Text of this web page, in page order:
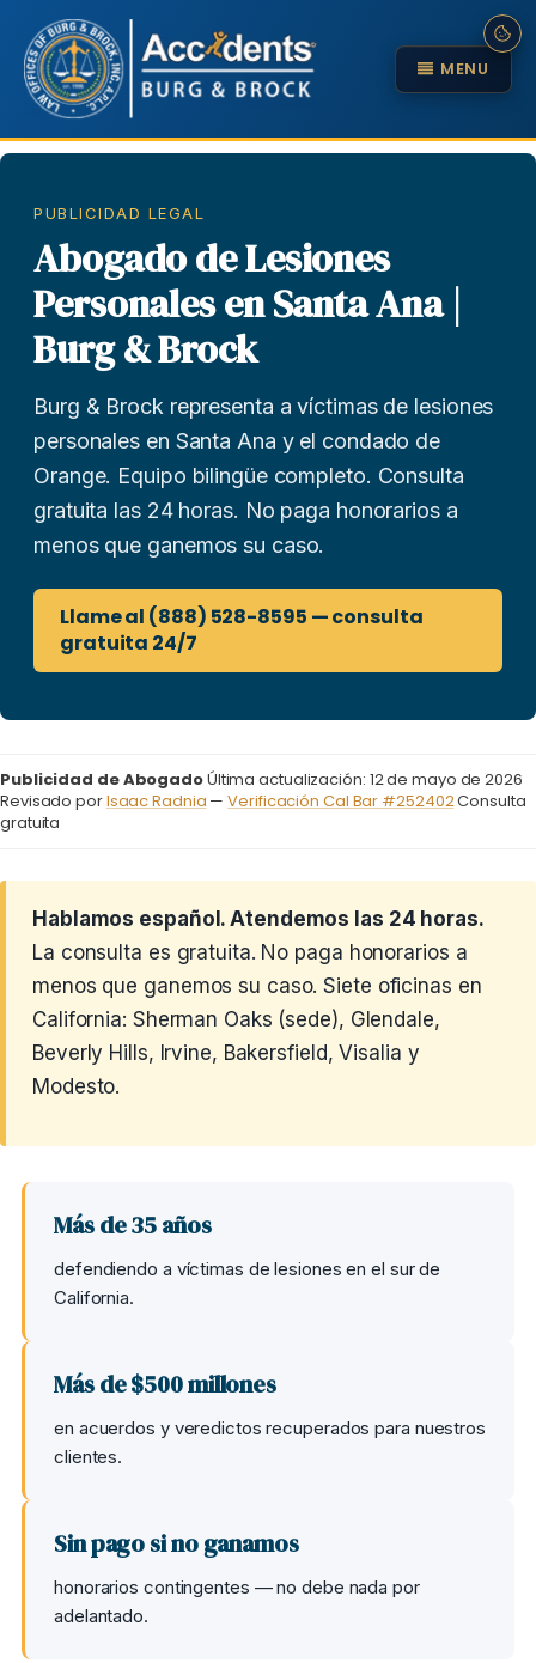
MENU
PUBLICIDAD LEGAL
Abogado de Lesiones
Personales en Santa Ana |
Burg & Brock
Burg & Brock representa a víctimas de lesiones
personales en Santa Ana y el condado de
Orange. Equipo bilingüe completo. Consulta
gratuita las 24 horas. No paga honorarios a
menos que ganemos su caso.
Llame al (888) 528-8595 — consulta
gratuita 24/7
Publicidad de AbogadoÚltima actualización: 12 de mayo de 2026
Revisado porIsaac Radnia —Verificación Cal Bar #252402Consulta
gratuita
Hablamos español. Atendemos las 24 horas.
La consulta es gratuita. No paga honorarios a
menos que ganemos su caso. Siete oficinas en
California: Sherman Oaks (sede), Glendale,
Beverly Hills, Irvine, Bakersfield, Visalia y
Modesto.
Más de 35 años
defendiendo a víctimas de lesiones en el sur de
California.
Más de $500 millones
en acuerdos y veredictos recuperados para nuestros
clientes.
Sin pago si no ganamos
honorarios contingentes — no debe nada por
adelantado.